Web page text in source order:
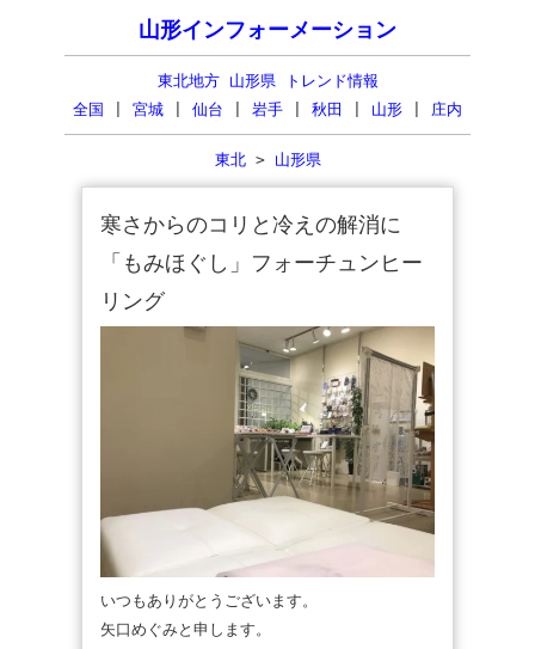
山形インフォーメーション
東北地方 山形県 トレンド情報
全国
宮城 仙台 岩手 秋田 山形 庄内
東北> 山形県
寒さからのコリと冷えの解消に
「もみほぐし」フォーチュンヒー
リング
いつもありがとうございます。
矢口めぐみと申します。